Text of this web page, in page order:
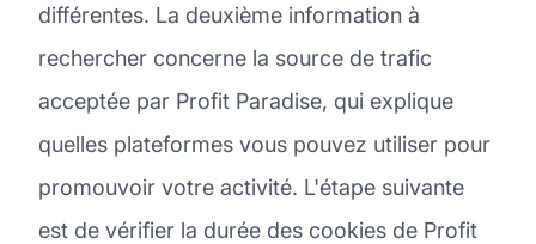
différentes. La deuxième information à
rechercher concerne la source de trafic
acceptée par Profit Paradise, qui explique
quelles plateformes vous pouvez utiliser pour
promouvoir votre activité. L'étape suivante
est de vérifier la durée des cookies de Profit